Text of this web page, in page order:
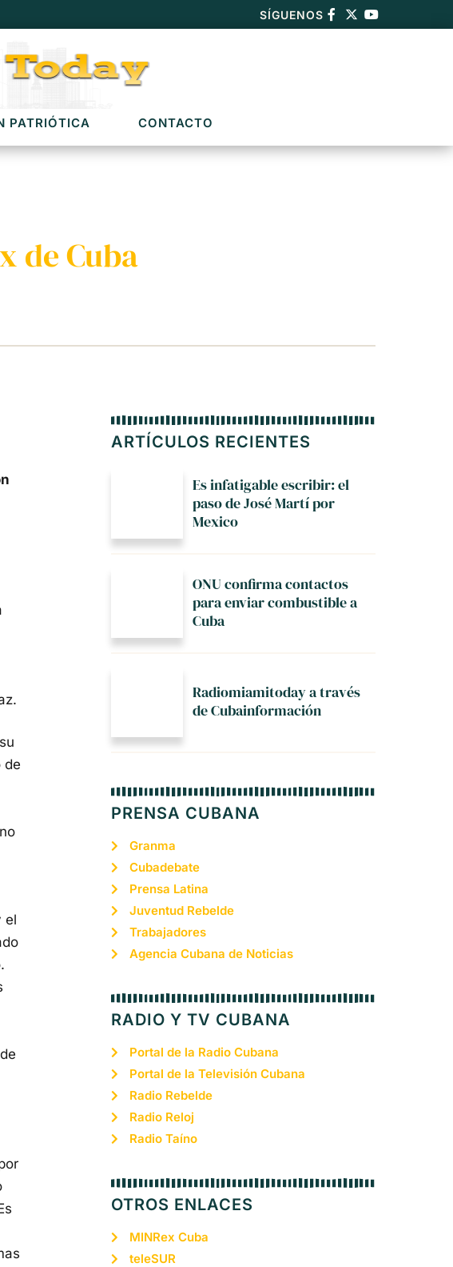
SÍGUENOS
PATRIÓTICA CONTACTO
de Cuba
de
el
ARTÍCULOS RECIENTES
Es infatigable escribir: el
paso de José Martí por
Mexico
ONU confirma contactos
para enviar combustible a
Cuba
Radiomiamitoday a través
de Cubainformación
PRENSA CUBANA
Granma
Cubadebate
Prensa Latina
Juventud Rebelde
Trabajadores
Agencia Cubana de Noticias
RADIO Y TV CUBANA
Portal de la Radio Cubana
Portal de la Televisión Cubana
Radio Rebelde
Radio Reloj
Radio Taíno
OTROS ENLACES
MINRex Cuba
teleSUR